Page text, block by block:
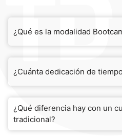
¿Qué es la modalidad
¿Cuánta dedicación de
¿Qué diferencia hay con un
tradicional?